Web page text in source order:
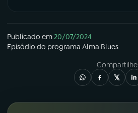
Publicado em20/07/2024
Episódio do programa Alma Blues
Compartilhe